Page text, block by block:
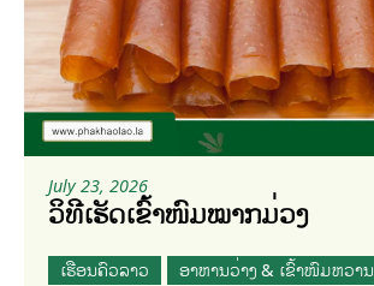
July 23, 2026
ວິທີເຮັດເຂົ້າໜົມໝາກມ່ວງ
ເຮືອນຄົວລາວ ອາຫານວ່າງ & ເຂົ້າໜົມຫວານ